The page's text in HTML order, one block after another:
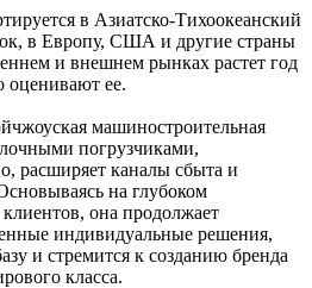
в Азиатско-Тихоокеанский
в Европу, США и другие страны
и внешнем рынках растет год
оценивают ее.
машиностроительная
погрузчиками,
расширяет каналы сбыта и
на глубоком
она продолжает
индивидуальные решения,
и стремится к созданию бренда
класса.